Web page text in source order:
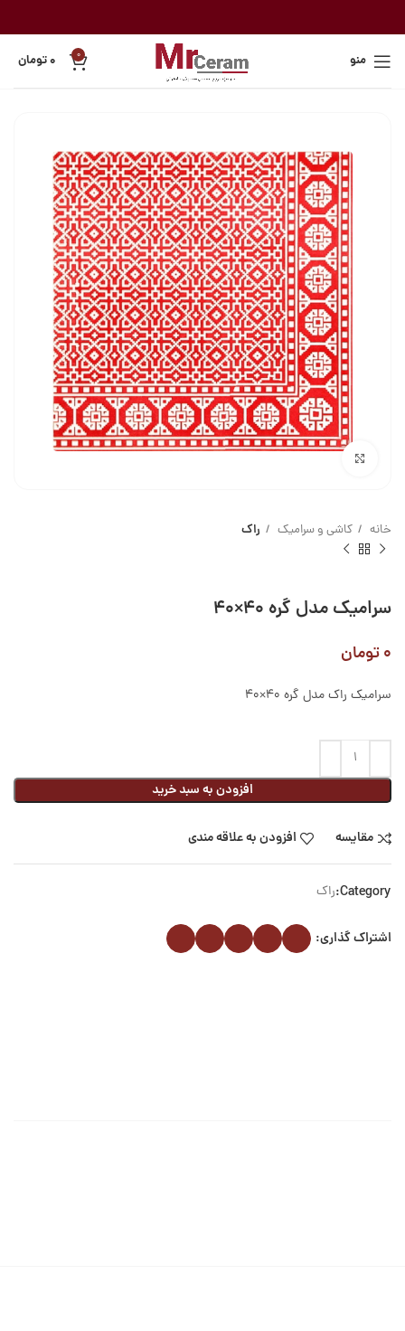
منو 0 ۰تومان
خانه کاشی و سرامیک راک
سرامیک مدل گره ۴۰×۴۰
۰تومان
سرامیک راک مدل گره 40×40
افزودن به سبد خرید
مقایسه افزودن به علاقه مندی
Category: راک
اشتراک گذاری: